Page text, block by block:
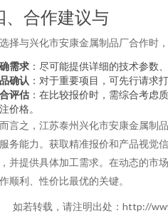
、合作建议与
择与兴化市安康金属制品厂合作时
需求 ：尽可能提供详细的技术参数
确认 ：对于重要项目，可先行请求
评估 ：在比较报价时，需综合考虑
价格。
言之，江苏泰州兴化市安康金属制
务能力。获取精准报价和产品视觉
并提供具体加工需求。在动态的市
顺利、性价比最优的关键。
如若转载，请注明出处：http://